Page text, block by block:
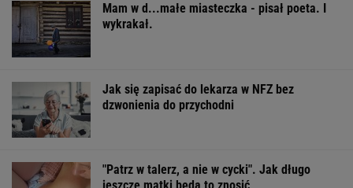
Mam w d...małe miasteczka - pisał poeta. I
wykrakał.
Jak się zapisać do lekarza w NFZ bez
dzwonienia do przychodni
"Patrz w talerz, a nie w cycki". Jak długo